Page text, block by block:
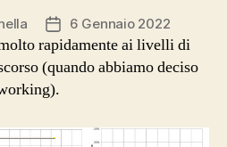
Data
dell'articolo
6 Gennaio 2022
rapidamente ai livelli di
(quando abbiamo deciso